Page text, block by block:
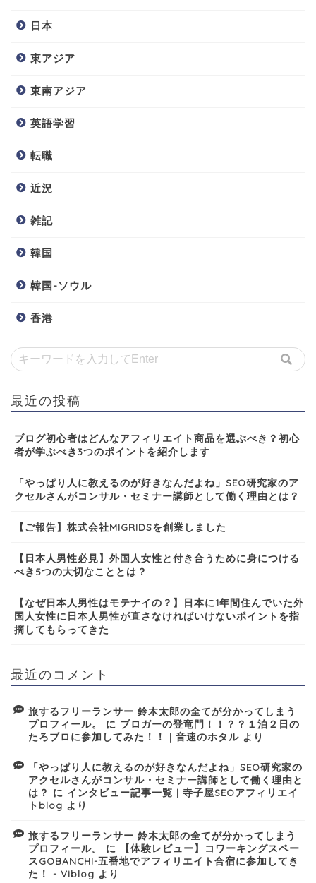
日本
東アジア
東南アジア
英語学習
転職
近況
雑記
韓国
韓国-ソウル
香港
最近の投稿
ブログ初心者はどんなアフィリエイト商品を選ぶべき？初心
者が学ぶべき3つのポイントを紹介します
「やっぱり人に教えるのが好きなんだよね」SEO研究家のア
クセルさんがコンサル・セミナー講師として働く理由とは？
【ご報告】株式会社MIGRIDSを創業しました
【日本人男性必見】外国人女性と付き合うために身につける
べき5つの大切なこととは？
【なぜ日本人男性はモテナイの？】日本に1年間住んでいた外
国人女性に日本人男性が直さなければいけないポイントを指
摘してもらってきた
最近のコメント
旅するフリーランサー 鈴木太郎の全てが分かってしまう
プロフィール。
に ブロガーの登竜門！！？？１泊２日の
たろブロに参加してみた！！ | 音速のホタル より
「やっぱり人に教えるのが好きなんだよね」SEO研究家の
アクセルさんがコンサル・セミナー講師として働く理由と
は？ に インタビュー記事一覧 | 寺子屋SEOアフィリエイ
トblog より
旅するフリーランサー 鈴木太郎の全てが分かってしまう
プロフィール。
に
【体験レビュー】コワーキングスペー
スGOBANCHI-五番地でアフィリエイト合宿に参加してき
た！ - Viblog より